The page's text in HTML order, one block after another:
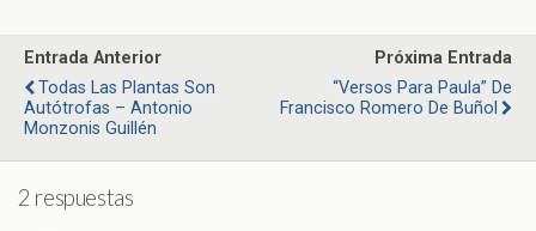
Entrada Anterior
Todas Las Plantas Son
Autótrofas – Antonio
Monzonis Guillén
Próxima Entrada
“Versos Para Paula” De
Francisco Romero De Buñol
2 respuestas